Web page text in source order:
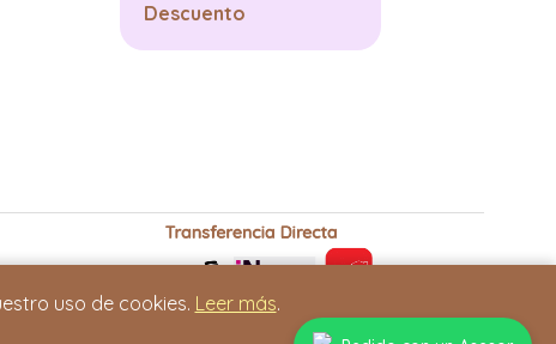
Descuento
uso de cookies. Leer más.